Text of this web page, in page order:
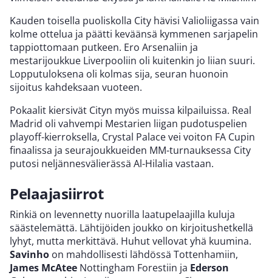
Kauden toisella puoliskolla City hävisi Valioliigassa vain
kolme ottelua ja päätti keväänsä kymmenen sarjapelin
tappiottomaan putkeen. Ero Arsenaliin ja
mestarijoukkue Liverpooliin oli kuitenkin jo liian suuri.
Lopputuloksena oli kolmas sija, seuran huonoin
sijoitus kahdeksaan vuoteen.
Pokaalit kiersivät Cityn myös muissa kilpailuissa. Real
Madrid oli vahvempi Mestarien liigan pudotuspelien
playoff-kierroksella, Crystal Palace vei voiton FA Cupin
finaalissa ja seurajoukkueiden MM-turnauksessa City
putosi neljännesvälierässä Al-Hilalia vastaan.
Pelaajasiirrot
Rinkiä on levennetty nuorilla laatupelaajilla kuluja
säästelemättä. Lähtijöiden joukko on kirjoitushetkellä
lyhyt, mutta merkittävä. Huhut vellovat yhä kuumina.
Savinho on mahdollisesti lähdössä Tottenhamiin,
James McAtee Nottingham Forestiin ja Ederson